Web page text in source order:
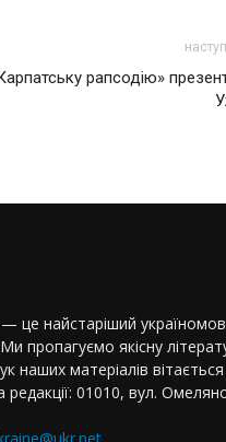
рапсодію»
— це найстаріший
пропагуємо якісну
наших матеріалів
01010, вул.